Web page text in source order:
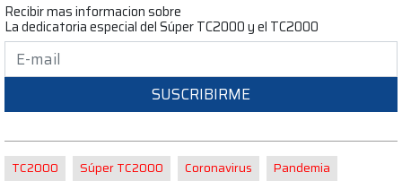
Recibir mas informacion sobre
La dedicatoria especial del Súper TC2000 y el TC2000
SUSCRIBIRME
TC2000 Súper TC2000 Coronavirus
Pandemia